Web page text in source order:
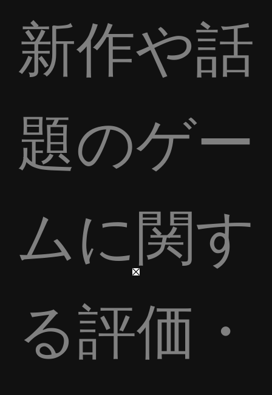
新作や話
題のゲー
ムに関す
る評価・